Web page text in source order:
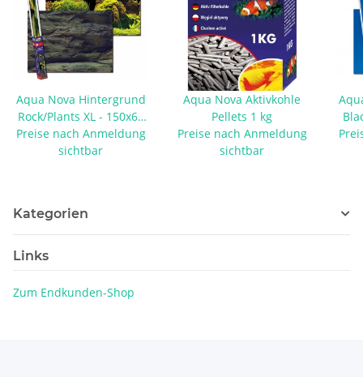
Aqua Nova Hintergrund
Rock/Plants XL - 150x60
cm
Preise nach Anmeldung
sichtbar
Aqua Nova Aktivkohle
Pellets 1 kg
Preise nach Anmeldung
sichtbar
Black/
Kategorien
Links
Zum Endkunden-Shop